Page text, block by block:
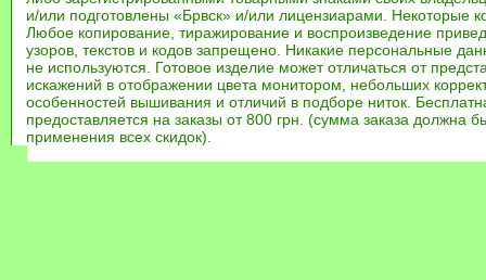
и/или подготовлены «Брвск» и/или лицензиарами. Некоторые
Любое копирование, тиражирование и воспроизведение
узоров, текстов и кодов запрещено. Никакие персональные
не используются. Готовое изделие может отличаться от
искажений в отображении цвета монитором, небольших
особенностей вышивания и отличий в подборе ниток.
предоставляется на заказы от 800 грн. (сумма заказа должна
применения всех скидок).